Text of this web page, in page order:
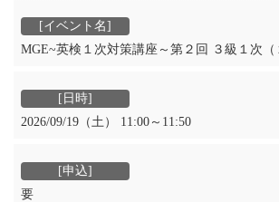
MGE~英検１次対策講座～第２回 ３級１次（
2026/09/19（土） 11:00～11:50
要